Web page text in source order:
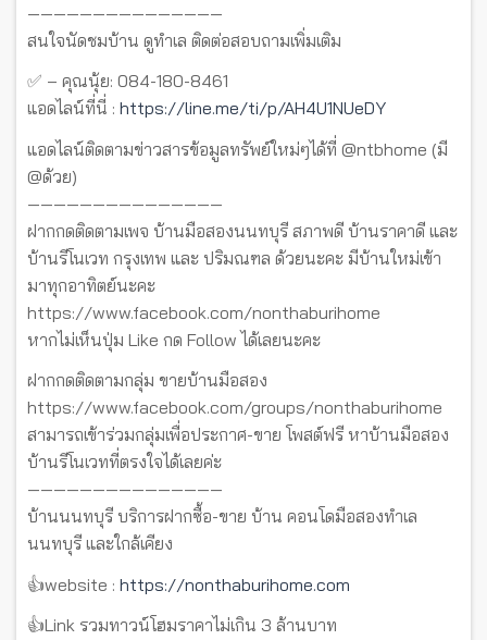
———————————————
สนใจนัดชมบ้าน ดูทำเล ติดต่อสอบถามเพิ่มเติม
✅ – คุณนุ้ย: 084-180-8461
แอดไลน์ที่นี่ : https://line.me/ti/p/AH4U1NUeDY
แอดไลน์ติดตามข่าวสารข้อมูลทรัพย์ใหม่ๆได้ที่ @ntbhome (มี
@ด้วย)
———————————————
ฝากกดติดตามเพจ บ้านมือสองนนทบุรี สภาพดี บ้านราคาดี และ
บ้านรีโนเวท กรุงเทพ และ ปริมณฑล ด้วยนะคะ มีบ้านใหม่เข้า
มาทุกอาทิตย์นะคะ
https://www.facebook.com/nonthaburihome
หากไม่เห็นปุ่ม Like กด Follow ได้เลยนะคะ
ฝากกดติดตามกลุ่ม ขายบ้านมือสอง
https://www.facebook.com/groups/nonthaburihome
สามารถเข้าร่วมกลุ่มเพื่อประกาศ-ขาย โพสต์ฟรี หาบ้านมือสอง
บ้านรีโนเวทที่ตรงใจได้เลยค่ะ
———————————————
บ้านนนทบุรี บริการฝากซื้อ-ขาย บ้าน คอนโดมือสองทำเล
นนทบุรี และใกล้เคียง
👍website : https://nonthaburihome.com
👍Link รวมทาวน์โฮมราคาไม่เกิน 3 ล้านบาท